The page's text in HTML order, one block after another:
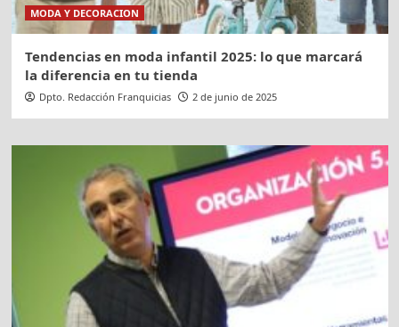
MODA Y DECORACION
Tendencias en moda infantil 2025: lo que marcará
la diferencia en tu tienda
Dpto. Redacción Franquicias 2 de junio de 2025